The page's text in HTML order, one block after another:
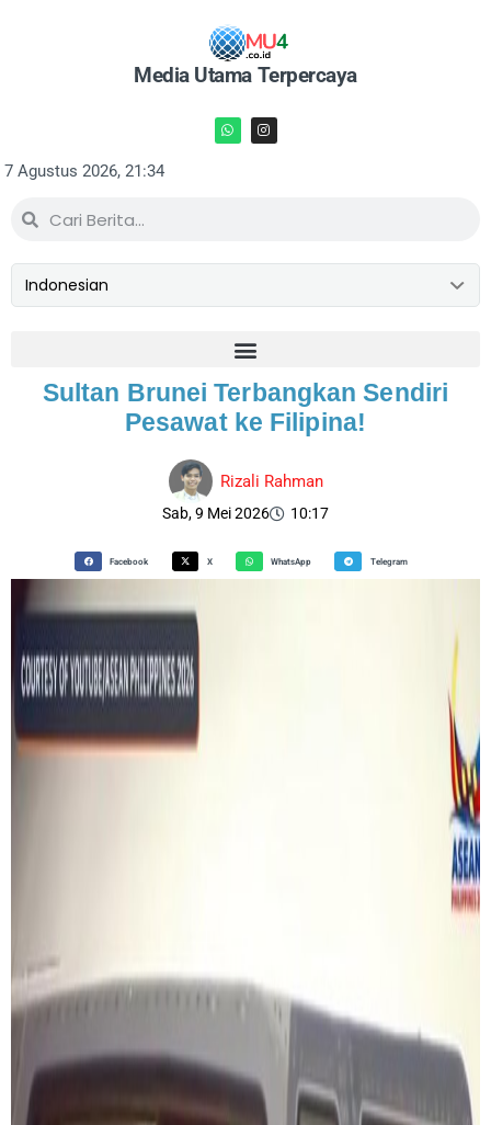
Media Utama Terpercaya
7 Agustus 2026, 21:34
Sultan Brunei Terbangkan Sendiri
Pesawat ke Filipina!
Rizali Rahman
Sab, 9 Mei 2026 10:17
Facebook X WhatsApp Telegram